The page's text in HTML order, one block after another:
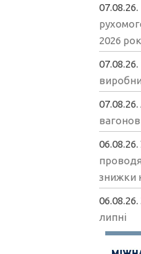
07.08.26.
2026
07.08.26.
07.08.26.
06.08.26.
знижки
06.08.26.
липні